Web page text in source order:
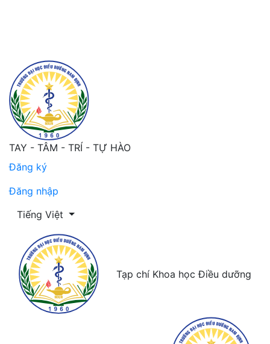
TAY - TÂM - TRÍ - TỰ HÀO
Đăng ký
Đăng nhập
Thay đổi ngôn ngữ. Ngôn ngữ hiện tại là:
Tiếng Việt
Tạp chí Khoa học Điều dưỡng